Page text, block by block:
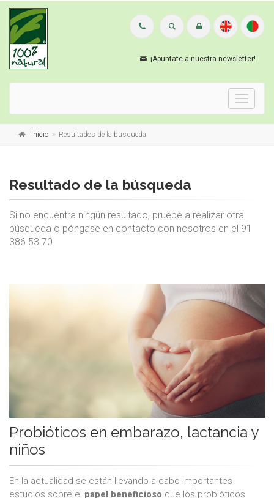
¡Apuntate a nuestra newsletter!
Menu
Inicio Resultados de la busqueda
Resultado de la búsqueda
Si no encuentra ningún resultado, pruebe a realizar otra
búsqueda o póngase en contacto con nosotros en el 91
386 53 70
Probióticos en embarazo, lactancia y
niños
En la actualidad se están llevando a cabo importantes
estudios sobre el papel beneficioso que los probióticos